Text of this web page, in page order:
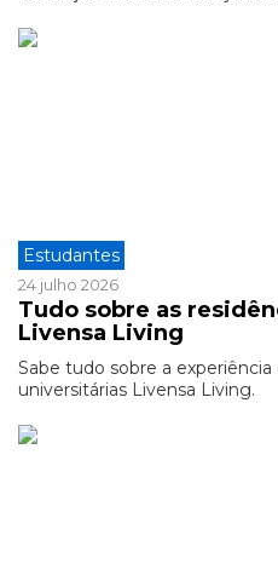
Estudantes
24 julho 2026
Tudo sobre as
Livensa Living
Sabe tudo sobre a
universitárias Livensa Living.